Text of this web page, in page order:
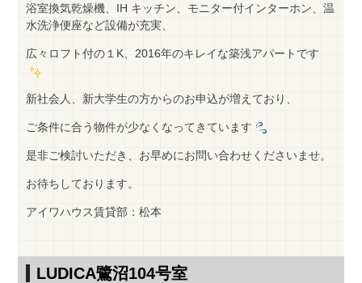
浴室換気乾燥機、IH キッチン、モニター付インターホン、温
水洗浄便座など設備が充実、
広々ロフト付の１K、2016年のキレイな築浅アパートです
新社会人、新大学生の方からのお申込が増えており、
ご条件に合う物件が少なくなってきています
是非ご検討いただき、お早めにお問い合わせくださいませ。
お待ちしております。
アイワハウス賃貸部：松本
LUDICA鷺沼104号室